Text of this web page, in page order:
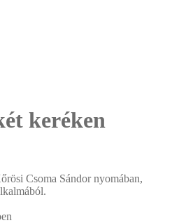
keréken
Csoma Sándor nyomában,